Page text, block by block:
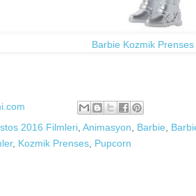
Barbie Kozmik Prenses
2016 Filmleri Animasyon Barbie
, Kozmik Prenses Pupcorn